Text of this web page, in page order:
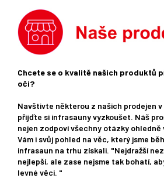
Chcete se o kvalitě našich produktů
oči?
Navštivte některou z našich prodejen v
přijďte si infrasauny vyzkoušet. Náš
nejen zodpoví všechny otázky ohledně
Vám i svůj pohled na věc, který jsme
infrasaun na trhu získali. "Nejdražší
nejlepší, ale zase nejsme tak bohatí,
levné věci. "